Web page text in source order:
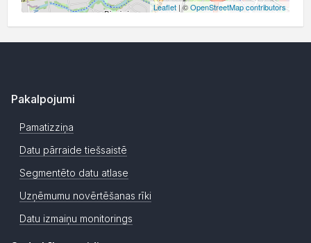
Leaflet | ©OpenStreetMap contributors
Pakalpojumi
Pamatizziņa
Datu pārraide tiešsaistē
Segmentēto datu atlase
Uzņēmumu novērtēšanas rīki
Datu izmaiņu monitorings